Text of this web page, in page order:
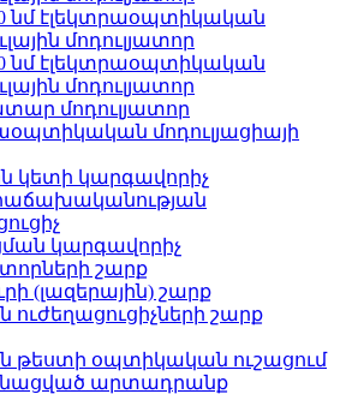
նմ էլեկտրաօպտիկական
մոդուլյատոր
նմ էլեկտրաօպտիկական
մոդուլյատոր
մոդուլյատոր
մոդուլյացիայի
կետի կարգավորիչ
կարգավորիչ
շարք
(լազերային) շարք
շարք
օպտիկական ուշացում
արտադրանք